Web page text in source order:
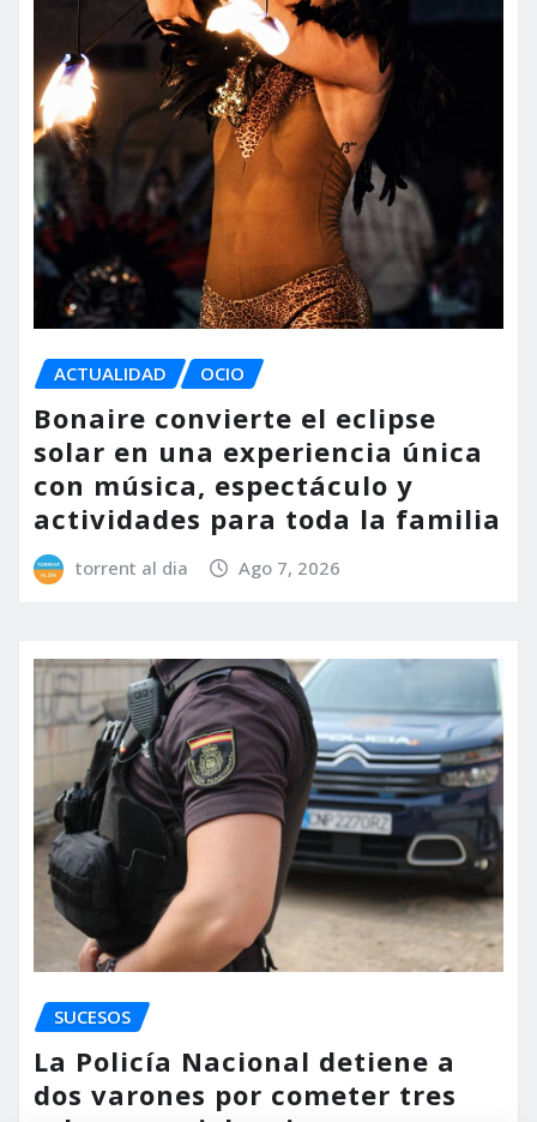
ACTUALIDAD OCIO
Bonaire convierte el eclipse
solar en una experiencia única
con música, espectáculo y
actividades para toda la familia
torrent al dia Ago 7, 2026
SUCESOS
La Policía Nacional detiene a
dos varones por cometer tres